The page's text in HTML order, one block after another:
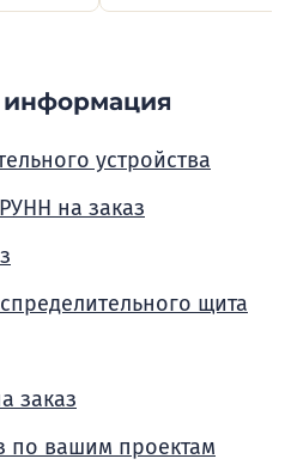
устройства
на заказ
щита
заказ
по вашим проектам